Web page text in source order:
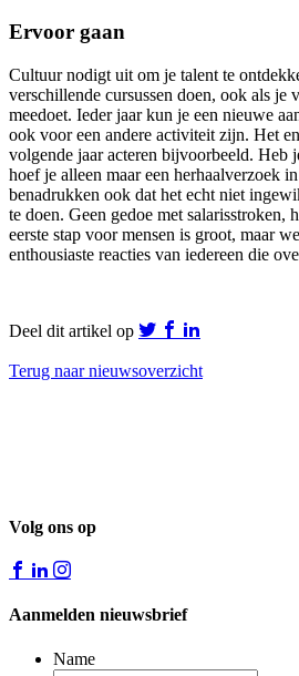
Ervoor gaan
Cultuur nodigt uit om je talent te
verschillende cursussen doen, ook als je
meedoet. Ieder jaar kun je een nieuwe
ook voor een andere activiteit zijn. Het
volgende jaar acteren bijvoorbeeld. Heb
hoef je alleen maar een herhaalverzoek
benadrukken ook dat het echt niet
te doen. Geen gedoe met salarisstroken,
eerste stap voor mensen is groot, maar
enthousiaste reacties van iedereen die
Deel dit artikel op
Terug naar nieuwsoverzicht
Volg ons op
Aanmelden nieuwsbrief
Name